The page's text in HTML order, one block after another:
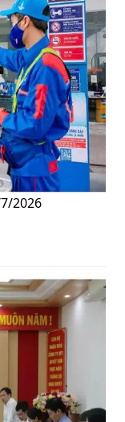
2026